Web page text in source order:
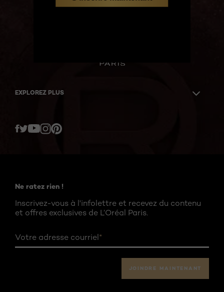
BIEN
EXPLOREZ PLUS
Twitter
Ne ratez rien !
Inscrivez-vous à l'infolettre et recevez du contenu
et offres exclusives de L’Oréal Paris.
Votre adresse courriel*
JOINDRE MAINTENANT